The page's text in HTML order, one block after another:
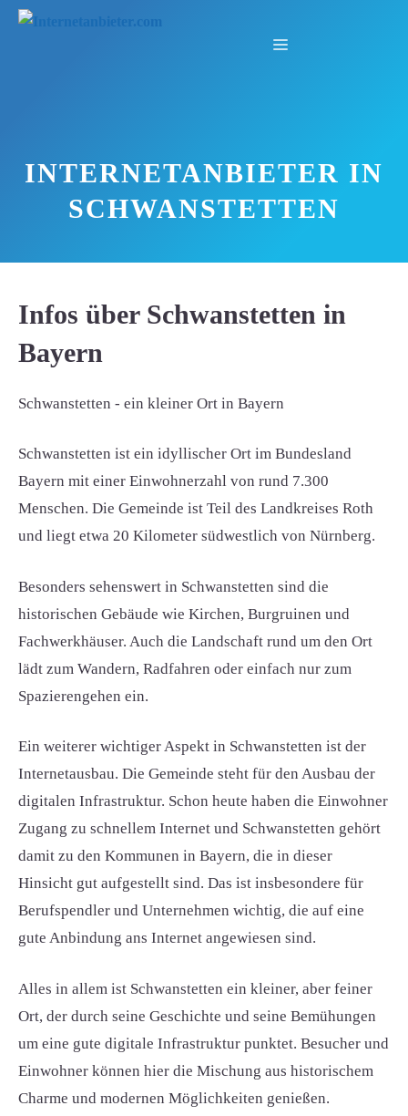
Zum
Menü
INTERNETANBIETER IN
SCHWANSTETTEN
Infos über Schwanstetten in
Bayern
Schwanstetten - ein kleiner Ort in Bayern
Schwanstetten ist ein idyllischer Ort im Bundesland
Bayern mit einer Einwohnerzahl von rund 7.300
Menschen. Die Gemeinde ist Teil des Landkreises Roth
und liegt etwa 20 Kilometer südwestlich von Nürnberg.
Besonders sehenswert in Schwanstetten sind die
historischen Gebäude wie Kirchen, Burgruinen und
Fachwerkhäuser. Auch die Landschaft rund um den Ort
lädt zum Wandern, Radfahren oder einfach nur zum
Spazierengehen ein.
Ein weiterer wichtiger Aspekt in Schwanstetten ist der
Internetausbau. Die Gemeinde steht für den Ausbau der
digitalen Infrastruktur. Schon heute haben die Einwohner
Zugang zu schnellem Internet und Schwanstetten gehört
damit zu den Kommunen in Bayern, die in dieser
Hinsicht gut aufgestellt sind. Das ist insbesondere für
Berufspendler und Unternehmen wichtig, die auf eine
gute Anbindung ans Internet angewiesen sind.
Alles in allem ist Schwanstetten ein kleiner, aber feiner
Ort, der durch seine Geschichte und seine Bemühungen
um eine gute digitale Infrastruktur punktet. Besucher und
Einwohner können hier die Mischung aus historischem
Charme und modernen Möglichkeiten genießen.